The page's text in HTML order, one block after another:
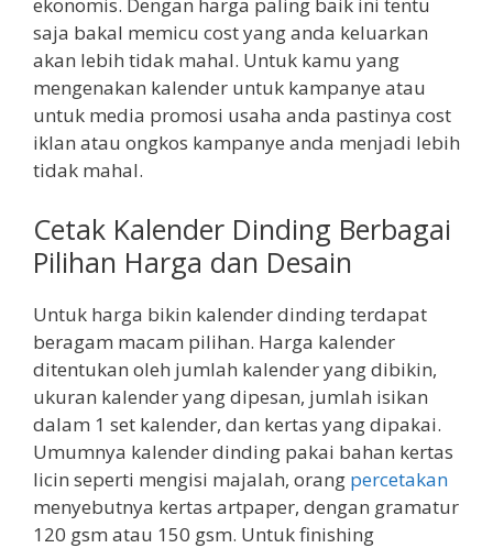
saja bakal memicu cost yang anda keluarkan
akan lebih tidak mahal. Untuk kamu yang
mengenakan kalender untuk kampanye atau
untuk media promosi usaha anda pastinya cost
iklan atau ongkos kampanye anda menjadi lebih
tidak mahal.
Cetak Kalender Dinding Berbagai
Pilihan Harga dan Desain
Untuk harga bikin kalender dinding terdapat
beragam macam pilihan. Harga kalender
ditentukan oleh jumlah kalender yang dibikin,
ukuran kalender yang dipesan, jumlah isikan
dalam 1 set kalender, dan kertas yang dipakai.
Umumnya kalender dinding pakai bahan kertas
licin seperti mengisi majalah, orang percetakan
menyebutnya kertas artpaper, dengan gramatur
120 gsm atau 150 gsm. Untuk finishing